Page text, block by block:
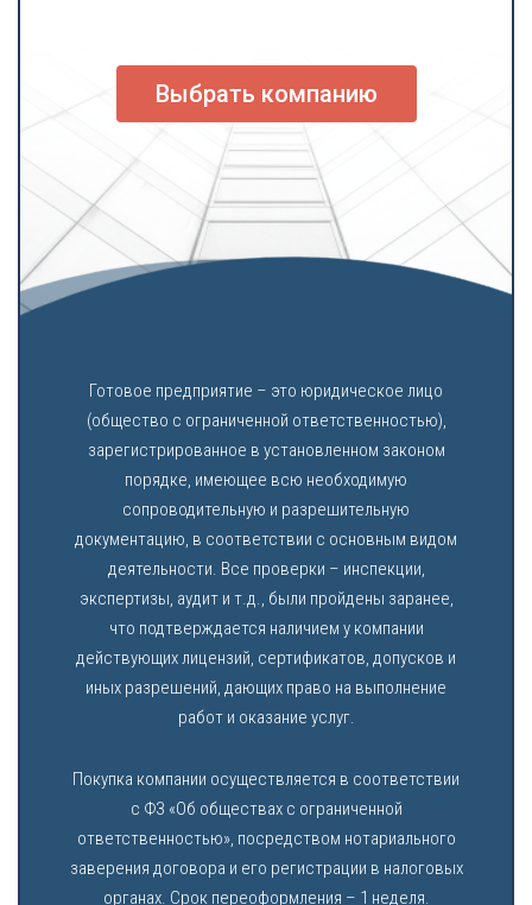
Выбрать компанию
Готовое предприятие – это юридическое лицо
(общество с ограниченной ответственностью),
зарегистрированное в установленном законом
порядке, имеющее всю необходимую
сопроводительную и разрешительную
документацию, в соответствии с основным видом
деятельности. Все проверки – инспекции,
экспертизы, аудит и т.д., были пройдены заранее,
что подтверждается наличием у компании
действующих лицензий, сертификатов, допусков и
иных разрешений, дающих право на выполнение
работ и оказание услуг.
Покупка компании осуществляется в соответствии
с ФЗ «Об обществах с ограниченной
ответственностью», посредством нотариального
заверения договора и его регистрации в налоговых
органах. Срок переоформления – 1 неделя.